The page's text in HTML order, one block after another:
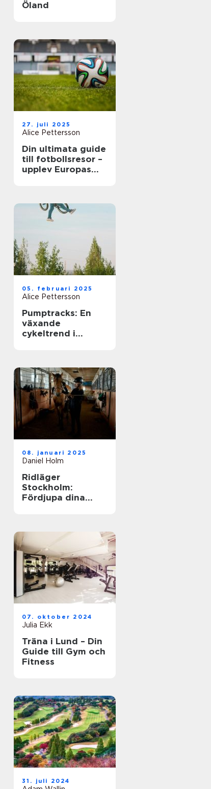
Öland
27. juli 2025
Alice Pettersson
Din ultimata guide
till fotbollsresor –
upplev Europas
05. februari 2025
Alice Pettersson
Pumptracks: En
växande
cykeltrend i
08. januari 2025
Daniel Holm
Ridläger
Stockholm:
Fördjupa dina
07. oktober 2024
Julia Ekk
Träna i Lund – Din
Guide till Gym och
Fitness
31. juli 2024